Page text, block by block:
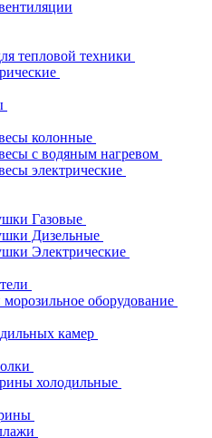
тепловой техники
колонные
с водяным нагревом
электрические
Газовые
Дизельные
Электрические
оборудование
камер
холодильные